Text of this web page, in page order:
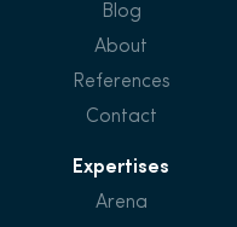
Blog
About
References
Contact
Expertises
Arena